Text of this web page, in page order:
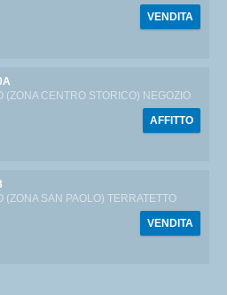
VENDITA
(ZONA CENTRO STORICO) NEGOZIO
AFFITTO
(ZONA SAN PAOLO) TERRATETTO
VENDITA